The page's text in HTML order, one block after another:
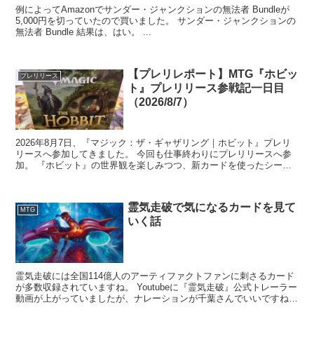
例によってAmazonでサンダー・ジャンクションの無法者 Bundleが
5,000円を切っていたので買いました。 サンダー・ジャンクションの
プレリリース
【プレリレポート】MTG『ホビッ
ト』プレリリース参戦記一日目
（2026/8/7）
2026年8月7日、『マジック：ザ・ギャザリング｜ホビット』プレリ
リースへ参加してきました。 今回も仕事終わりにプレリリースへ参
加。 『ホビット』の世界観を楽しみつつ、新カードを使ったシール
MTG
霊気走破で気になるカードを見て
いく話
霊気走破には全国114億人のアーティファクトファンに刺さるカード
が多数収録されていますね。 Youtubeに『霊気走破』公式トレーラー
動画が上がっていましたが、ナレーションが千葉さんでいいですね。